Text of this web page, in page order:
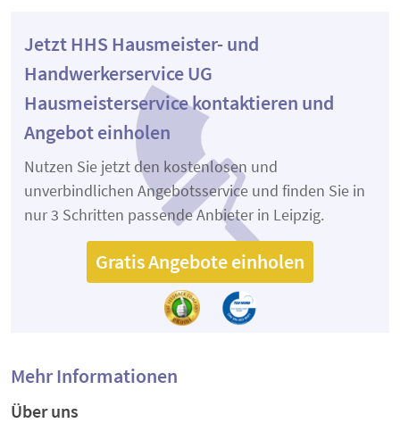
Jetzt HHS Hausmeister- und
Handwerkerservice UG
Hausmeisterservice kontaktieren und
Angebot einholen
Nutzen Sie jetzt den kostenlosen und
unverbindlichen Angebotsservice und finden Sie in
nur 3 Schritten passende Anbieter in Leipzig.
Gratis Angebote einholen
Mehr Informationen
Über uns